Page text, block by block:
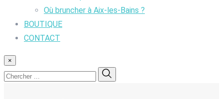
Où bruncher à Aix-les-Bains ?
BOUTIQUE
CONTACT
×